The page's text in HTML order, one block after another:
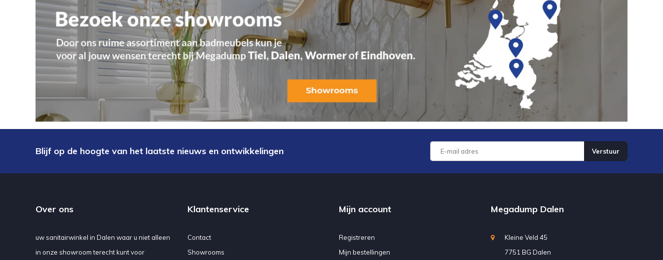
Blijf op de hoogte van het laatste nieuws en ontwikkelingen Verstuur
Over ons
uw sanitairwinkel in Dalen waar u niet alleen
in onze showroom terecht kunt voor
Klantenservice
Contact
Showrooms
Mijn account
Registreren
Mijn bestellingen
Megadump Dalen
Kleine Veld 45
7751 BG Dalen